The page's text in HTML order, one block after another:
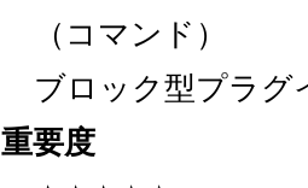
（コマンド）
ブロック型プラグ
重要度